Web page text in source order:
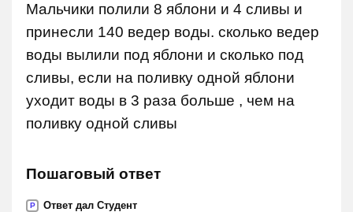
Мальчики полили 8 яблони и 4 сливы и
принесли 140 ведер воды. сколько ведер
воды вылили под яблони и сколько под
сливы, если на поливку одной яблони
уходит воды в 3 раза больше , чем на
поливку одной сливы
Пошаговый ответ
P Ответ дал Студент